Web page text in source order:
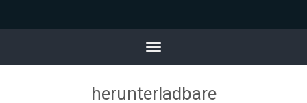
Toggle
navigation
herunterladbare